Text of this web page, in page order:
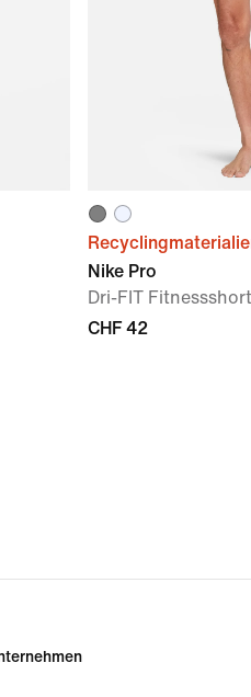
Nike Pro
Dri-FIT
CHF 42